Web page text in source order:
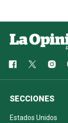
SECCIONES
Estados Unidos